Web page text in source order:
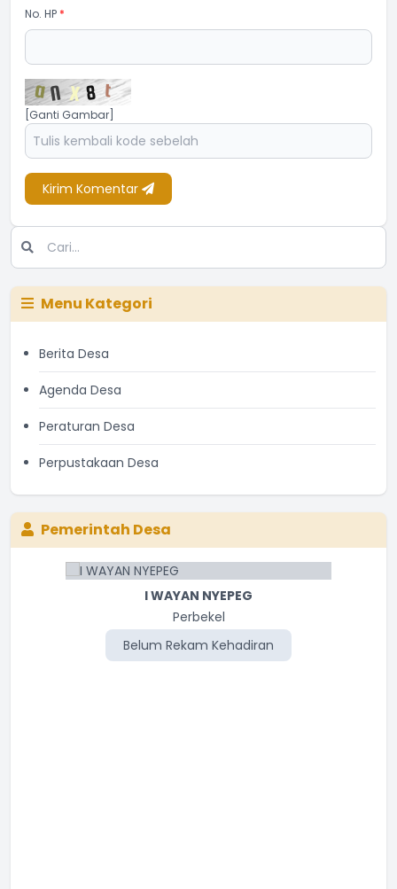
No. HP *
[Ganti Gambar]
Kirim Komentar
Menu Kategori
Berita Desa
Agenda Desa
Peraturan Desa
Perpustakaan Desa
Pemerintah Desa
I WAYAN NYEPEG
Perbekel
Belum Rekam Kehadiran
I MADE PUJANA
Staf Desa
Belum Rekam Kehadiran